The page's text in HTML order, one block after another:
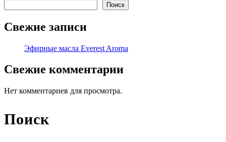
Поиск
Свежие записи
Эфирные масла Everest Aroma
Свежие комментарии
Нет комментариев для просмотра.
Поиск